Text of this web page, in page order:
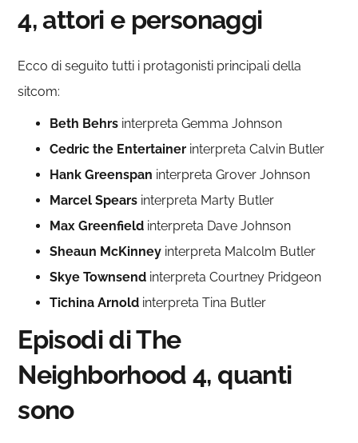
4, attori e personaggi
Ecco di seguito tutti i protagonisti principali della
sitcom:
Beth Behrs interpreta Gemma Johnson
Cedric the Entertainer interpreta Calvin Butler
Hank Greenspan interpreta Grover Johnson
Marcel Spears interpreta Marty Butler
Max Greenfield interpreta Dave Johnson
Sheaun McKinney interpreta Malcolm Butler
Skye Townsend interpreta Courtney Pridgeon
Tichina Arnold interpreta Tina Butler
Episodi di The
Neighborhood 4, quanti
sono